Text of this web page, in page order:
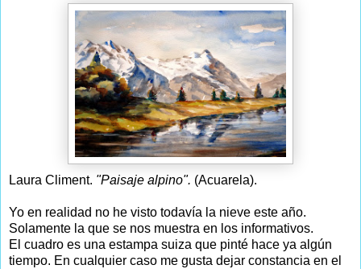
Laura Climent. "Paisaje alpino". (Acuarela).
Yo en realidad no he visto todavía la nieve este año.
Solamente la que se nos muestra en los informativos.
El cuadro es una estampa suiza que pinté hace ya algún
tiempo. En cualquier caso me gusta dejar constancia en el